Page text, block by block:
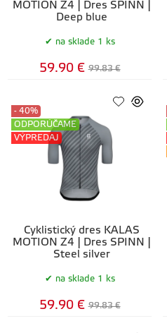
MOTION Z4 | Dres SPINN |
Deep blue
na sklade 1 ks
59.90 € 99.83 €
Cyklistický dres KALAS
MOTION Z4 | Dres SPINN |
Steel silver
- 40%
ODPORÚČAME
VÝPREDAJ
na sklade 1 ks
59.90 € 99.83 €